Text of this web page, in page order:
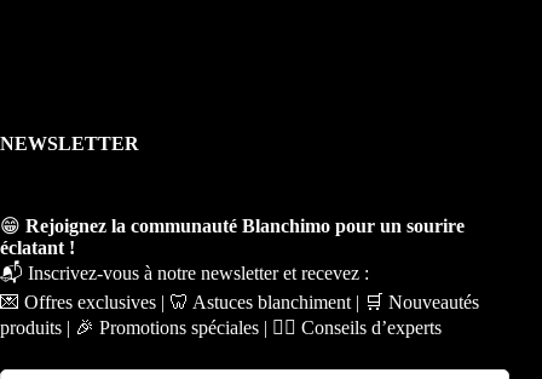
NEWSLETTER
😁 Rejoignez la communauté Blanchimo pour un sourire
éclatant !
📬 Inscrivez-vous à notre newsletter et recevez :
💌 Offres exclusives | 🦷 Astuces blanchiment | 🛒 Nouveautés
produits | 🎉 Promotions spéciales | 🧑‍⚕️ Conseils d’experts